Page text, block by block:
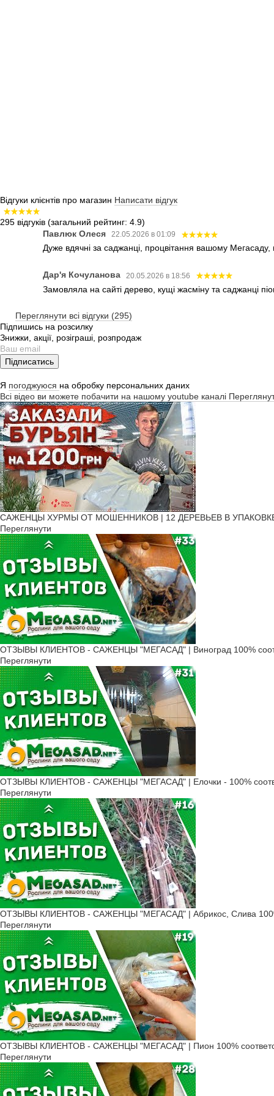
Відгуки клієнтів про магазин Написати відгук
295 відгуків (загальний рейтинг: 4.9)
Павлюк Олеся
22.05.2026 в 01:09
Дуже вдячні за саджанці, процвітання вашому
Дар'я Кочуланова 20.05.2026 в 18:56
Замовляла на сайті дерево, кущі жасміну та саджанці
Переглянути всі відгуки (295)
Підпишись на розсилку
Знижки, акції, розіграші, розпродаж
Підписатись
Я погоджуюся на обробку персональних даних
Всі відео ви можете побачити на нашому youtube каналі
САЖЕНЦЫ ХУРМЫ ОТ МОШЕННИКОВ | 12 ДЕРЕВЬЕВ В УПАКОВКЕ! |
Переглянути
ОТЗЫВЫ КЛИЕНТОВ - САЖЕНЦЫ "МЕГАСАД" | Виноград 100%
Переглянути
ОТЗЫВЫ КЛИЕНТОВ - САЖЕНЦЫ "МЕГАСАД" | Елочки - 100%
Переглянути
ОТЗЫВЫ КЛИЕНТОВ - САЖЕНЦЫ "МЕГАСАД" | Абрикос, Слива 100%
Переглянути
ОТЗЫВЫ КЛИЕНТОВ - САЖЕНЦЫ "МЕГАСАД" | Пион 100%
Переглянути